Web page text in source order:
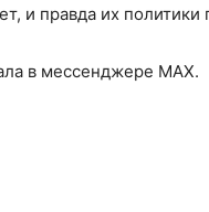
и правда их политики
в мессенджере MAX.